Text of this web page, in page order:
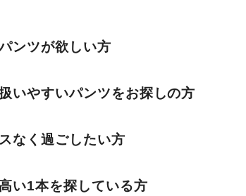
ンツが欲しい方
いやすいパンツをお探しの方
なく過ごしたい方
い1本を探している方